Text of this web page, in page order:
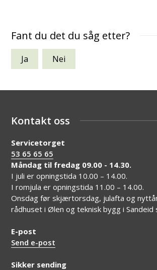
Fant du det du såg etter?
Ja Nei
Kontakt oss
Servicetorget
53 65 65 65
Måndag til fredag 09.00 - 14.30.
I juli er opningstida 10.00 – 14.00.
I romjula er opningstida 11.00 – 14.00.
Onsdag før skjærtorsdag, julafta og
rådhuset i Ølen og teknisk bygg i Sandeid
E-post
Send e-post
Sikker sending